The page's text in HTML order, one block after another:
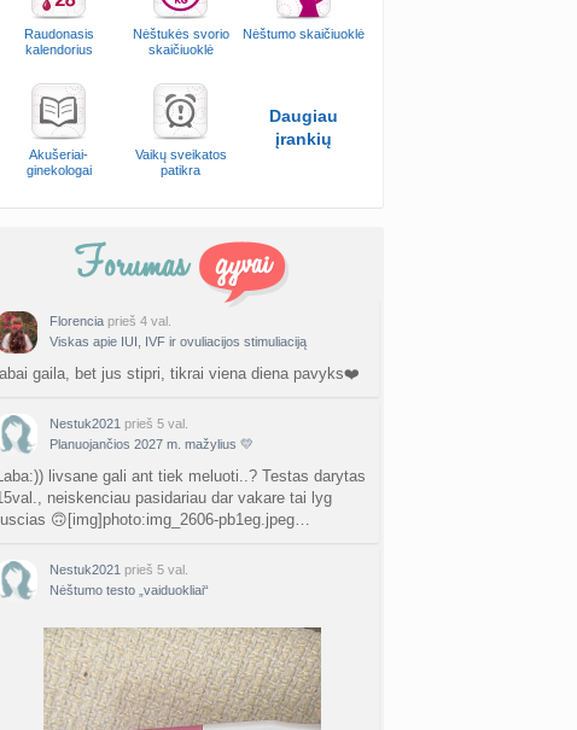
Raudonasis
kalendorius
Nėštukės svorio
skaičiuoklė
Nėštumo skaičiuoklė
Akušeriai-
ginekologai
Vaikų sveikatos
patikra
Daugiau
įrankių
Florencia prieš 4 val.
Viskas apie IUI, IVF ir ovuliacijos stimuliaciją
labai gaila, bet jus stipri, tikrai viena diena pavyks❤️
Nestuk2021 prieš 5 val.
Planuojančios 2027 m. mažylius 💛
livsane gali ant tiek meluoti..? Testas darytas
neiskenciau pasidariau dar vakare tai lyg
🙃[img]photo:img_2606-pb1eg.jpeg…
Nestuk2021 prieš 5 val.
Nėštumo testo „vaiduokliai“